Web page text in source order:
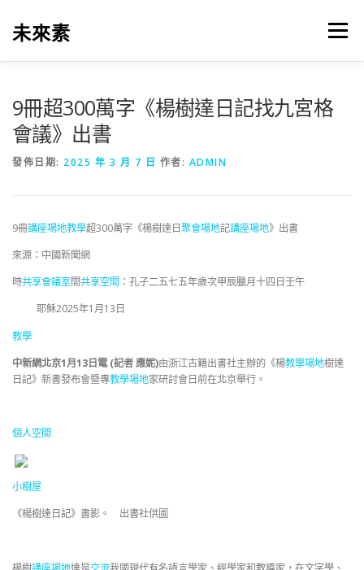
未來素 選單
9冊超300萬字《楊樹達日記找九宮格
會議》出書
發佈日期: 2025 年 3 月 7 日 作者: ADMIN
9冊講座場地教學超300萬字《楊樹達日聚會場地記講座場地》出書
來源：中國新聞網
時共享會議室間共享空間 ：孔子二五七五年歲次甲辰臘月十四日壬午
耶穌2025年1月13日
教學
中新網北京1月13日電 (記者 應妮)由浙江古籍出書社主辦的《楊教學場地樹達
日記》新書發布會暨專教學場地家研討會日前在北京舉行。
個人空間
小樹屋
《楊樹達日記》書影。 出書社供圖